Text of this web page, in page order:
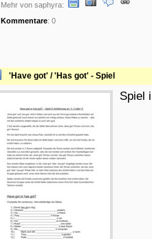
Mehr von saphyra:
Kommentare: 0
'Have got' / 'Has got' - Spiel
Spiel